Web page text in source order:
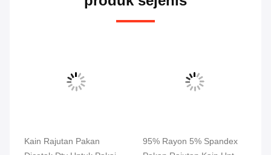
Kain Rajutan Pakan
95% Rayon 5% Spandex